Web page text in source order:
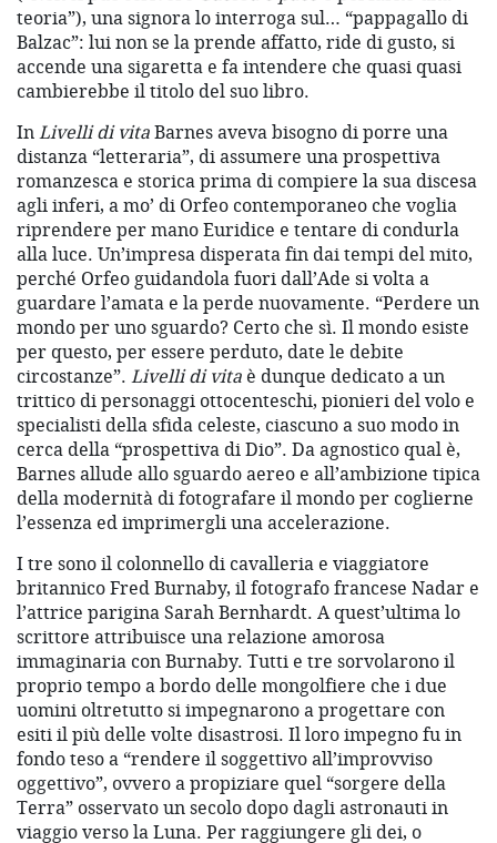
teoria”), una signora lo interroga sul… “pappagallo di
Balzac”: lui non se la prende affatto, ride di gusto, si
accende una sigaretta e fa intendere che quasi quasi
cambierebbe il titolo del suo libro.
InLivelli di vitaBarnes aveva bisogno di porre una
distanza “letteraria”, di assumere una prospettiva
romanzesca e storica prima di compiere la sua discesa
agli inferi, a mo’ di Orfeo contemporaneo che voglia
riprendere per mano Euridice e tentare di condurla
alla luce. Un’impresa disperata fin dai tempi del mito,
perché Orfeo guidandola fuori dall’Ade si volta a
guardare l’amata e la perde nuovamente. “Perdere un
mondo per uno sguardo? Certo che sì. Il mondo esiste
per questo, per essere perduto, date le debite
circostanze”. Livelli di vita è dunque dedicato a un
trittico di personaggi ottocenteschi, pionieri del volo e
specialisti della sfida celeste, ciascuno a suo modo in
cerca della “prospettiva di Dio”. Da agnostico qual è,
Barnes allude allo sguardo aereo e all’ambizione tipica
della modernità di fotografare il mondo per coglierne
l’essenza ed imprimergli una accelerazione.
I tre sono il colonnello di cavalleria e viaggiatore
britannico Fred Burnaby, il fotografo francese Nadar e
l’attrice parigina Sarah Bernhardt. A quest’ultima lo
scrittore attribuisce una relazione amorosa
immaginaria con Burnaby. Tutti e tre sorvolarono il
proprio tempo a bordo delle mongolfiere che i due
uomini oltretutto si impegnarono a progettare con
esiti il più delle volte disastrosi. Il loro impegno fu in
fondo teso a “rendere il soggettivo all’improvviso
oggettivo”, ovvero a propiziare quel “sorgere della
Terra” osservato un secolo dopo dagli astronauti in
viaggio verso la Luna. Per raggiungere gli dei, o